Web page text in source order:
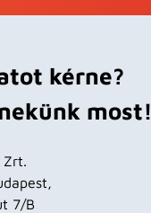
kérne?
most!
Zrt.
7/B